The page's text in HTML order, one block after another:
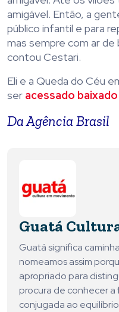
amigável. Então, a
público infantil e para
mas sempre com ar de
contou Cestari.
Eli e a Queda do Céu
ser acessado
Da Agência Brasil
Guatá
Guatá significa
nomeamos assim
apropriado para
procura de conhecer a
conjugada ao